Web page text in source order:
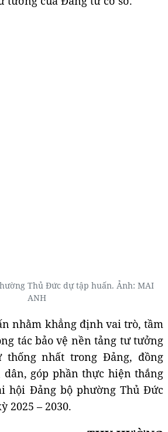
Thủ Đức dự tập huấn. Ảnh: MAI
ANH
nhằm khẳng định vai trò, tầm
tác bảo vệ nền tảng tư tưởng
thống nhất trong Đảng, đồng
góp phần thực hiện thắng
hội Đảng bộ phường Thủ Đức
2025 – 2030.